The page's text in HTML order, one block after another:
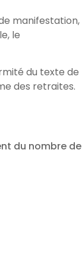
manifestation,
le
du texte de
des retraites.
du nombre de